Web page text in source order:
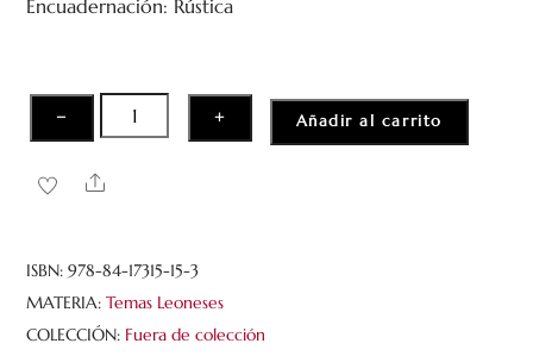
o
5
Encuadernación: Rústica
−
rutas
leonesas
+ Añadir al carrito
Share
ISBN:978-84-17315-15-3
MATERIA:Temas Leoneses
COLECCIÓN: Fuera de colección